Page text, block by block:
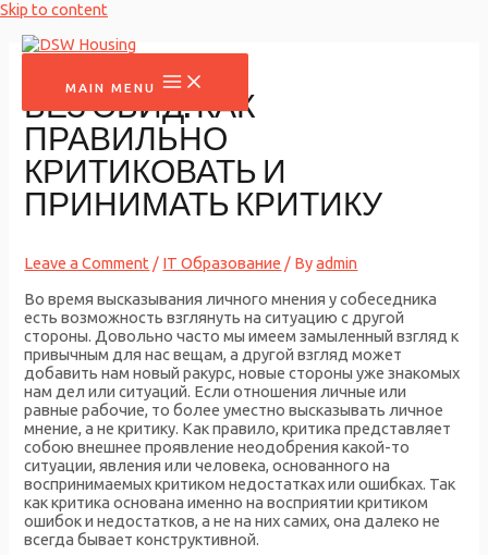
Skip to content
MAIN MENU
БЕЗ ОБИД: КАК
ПРАВИЛЬНО
КРИТИКОВАТЬ И
ПРИНИМАТЬ КРИТИКУ
Leave a Comment / IT Образование / Byadmin
Во время высказывания личного мнения у собеседника
есть возможность взглянуть на ситуацию с другой
стороны. Довольно часто мы имеем замыленный взгляд к
привычным для нас вещам, а другой взгляд может
добавить нам новый ракурс, новые стороны уже знакомых
нам дел или ситуаций. Если отношения личные или
равные рабочие, то более уместно высказывать личное
мнение, а не критику. Как правило, критика представляет
собою внешнее проявление неодобрения какой-то
ситуации, явления или человека, основанного на
воспринимаемых критиком недостатках или ошибках. Так
как критика основана именно на восприятии критиком
ошибок и недостатков, а не на них самих, она далеко не
всегда бывает конструктивной.